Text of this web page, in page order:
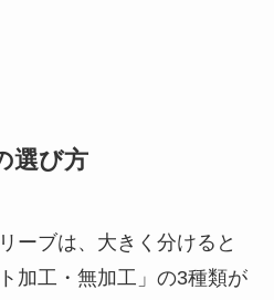
選び方
ーブは、大きく分けると
加工・無加工」の3種類が